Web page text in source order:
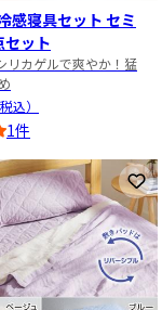
感寝具セット セミ
セット
リカゲルで爽やか！猛
税込）
1件
お